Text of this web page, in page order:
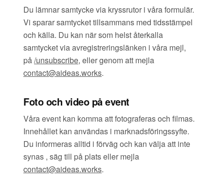
Du lämnar samtycke via kryssrutor i våra formulär.
Vi sparar samtycket tillsammans med tidsstämpel
och källa. Du kan när som helst återkalla
samtycket via avregistreringslänken i våra mejl,
på/unsubscribe, eller genom att mejla
contact@aideas.works.
Foto och video på event
Våra event kan komma att fotograferas och filmas.
Innehållet kan användas i marknadsföringssyfte.
Du informeras alltid i förväg och kan välja att inte
synas , säg till på plats eller mejla
contact@aideas.works.